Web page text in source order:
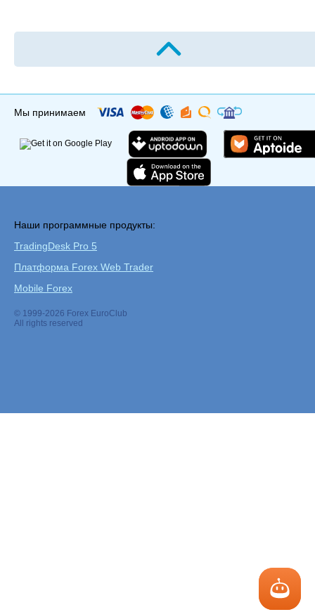
Мы принимаем
Наши программные продукты:
TradingDesk Pro 5
Платформа Forex Web Trader
Mobile Forex
© 1999-2026 Forex EuroClub
All rights reserved